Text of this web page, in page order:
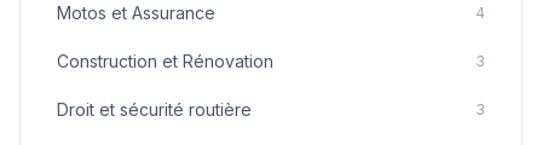
Motos et Assurance 4
Construction et Rénovation 3
Droit et sécurité routière 3